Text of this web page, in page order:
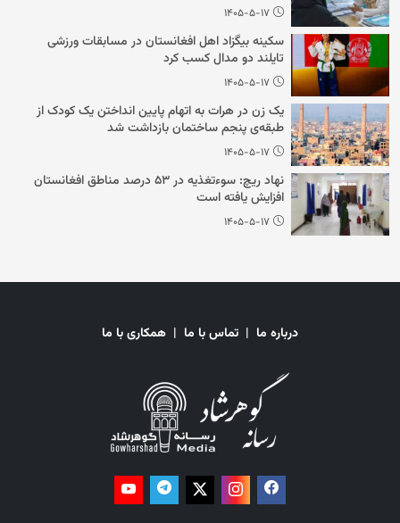
۱۴۰۵-۵-۱۷
سکینه بیگزاد اهل افغانستان در مسابقات ورزشی
تایلند دو مدال کسب کرد
۱۴۰۵-۵-۱۷
یک زن در هرات به اتهام پایین انداختن یک کودک از
طبقه‌ی پنجم ساختمان بازداشت شد
۱۴۰۵-۵-۱۷
نهاد ریچ: سوءتغذیه در ۵۳ درصد مناطق افغانستان
افزایش یافته است
۱۴۰۵-۵-۱۷
درباره ما | تماس با ما | همکاری با ما